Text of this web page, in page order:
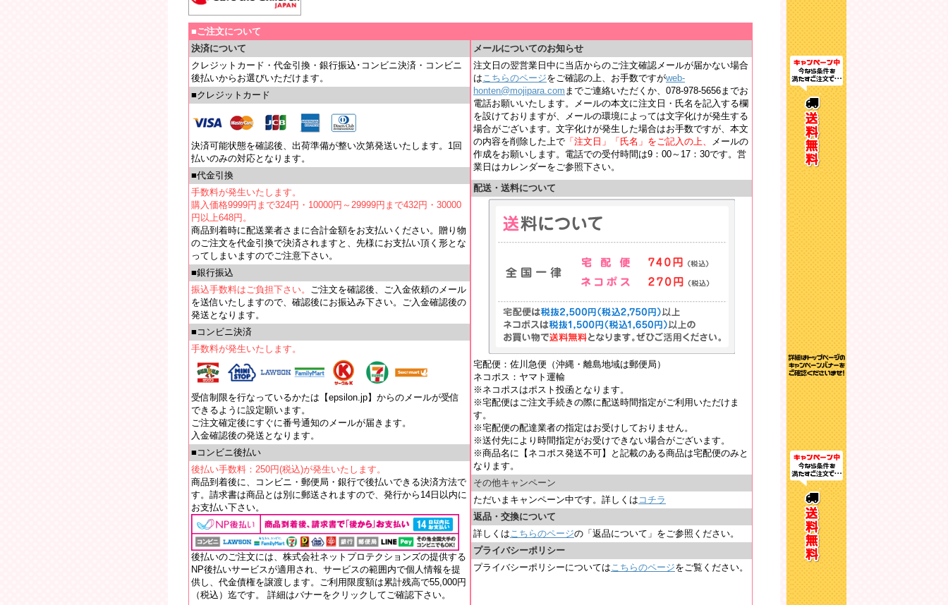
■ご注文について
決済について
クレジットカード・代金引換・銀行振込･コンビニ決済・コンビニ
後払いからお選びいただけます。
■クレジットカード
決済可能状態を確認後、出荷準備が整い次第発送いたします。1回
払いのみの対応となります。
■代金引換
手数料が発生いたします。
購入価格9999円まで324円・10000円～29999円まで432円・30000
円以上648円。
商品到着時に配送業者さまに合計金額をお支払いください。贈り物
のご注文を代金引換で決済されますと、先様にお支払い頂く形とな
ってしまいますのでご注意下さい。
■銀行振込
振込手数料はご負担下さい。 ご注文を確認後、ご入金依頼のメール
を送信いたしますので、確認後にお振込み下さい。ご入金確認後の
発送となります。
■コンビニ決済
手数料が発生いたします。
受信制限を行なっているかたは【epsilon.jp】からのメールが受信
できるように設定願います。
ご注文確定後にすぐに番号通知のメールが届きます。
入金確認後の発送となります。
■コンビニ後払い
後払い手数料：250円(税込)が発生いたします。
商品到着後に、コンビニ・郵便局・銀行で後払いできる決済方法で
す。請求書は商品とは別に郵送されますので、発行から14日以内に
お支払い下さい。
後払いのご注文には、株式会社ネットプロテクションズの提供する
NP後払いサービスが適用され、サービスの範囲内で個人情報を提
供し、代金債権を譲渡します。ご利用限度額は累計残高で55,000円
（税込）迄です。 詳細はバナーをクリックしてご確認下さい。
メールについてのお知らせ
注文日の翌営業日中に当店からのご注文確認メールが届かない場合
はこちらのページをご確認の上、お手数ですがweb-
honten@mojipara.com までご連絡いただくか、078-978-5656までお
電話お願いいたします。メールの本文に注文日・氏名を記入する欄
を設けておりますが、メールの環境によっては文字化けが発生する
場合がございます。文字化けが発生した場合はお手数ですが、本文
の内容を削除した上で 「注文日」「氏名」をご記入の上、
メールの
作成をお願いします。電話での受付時間は9：00～17：30です。営
業日はカレンダーをご参照下さい。
配送・送料について
宅配便：佐川急便（沖縄・離島地域は郵便局）
ネコポス：ヤマト運輸
※ネコポスはポスト投函となります。
※宅配便はご注文手続きの際に配送時間指定がご利用いただけま
す。
※宅配便の配達業者の指定はお受けしておりません。
※送付先により時間指定がお受けできない場合がございます。
※商品名に【ネコポス発送不可】と記載のある商品は宅配便のみと
なります。
その他キャンペーン
ただいまキャンペーン中です。詳しくは コチラ
返品・交換について
詳しくはこちらのページの「返品について」をご参照ください。
プライバシーポリシー
プライバシーポリシーについてはこちらのページをご覧ください。